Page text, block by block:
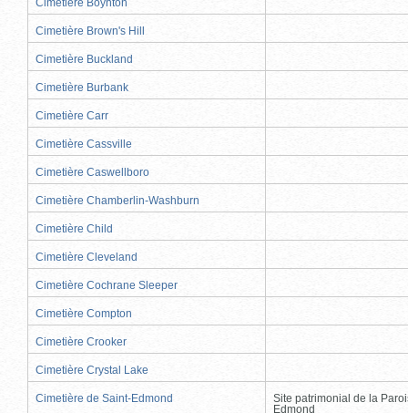
Cimetière Boynton
Cimetière Brown's Hill
Cimetière Buckland
Cimetière Burbank
Cimetière Carr
Cimetière Cassville
Cimetière Caswellboro
Cimetière Chamberlin-Washburn
Cimetière Child
Cimetière Cleveland
Cimetière Cochrane Sleeper
Cimetière Compton
Cimetière Crooker
Cimetière Crystal Lake
Cimetière de Saint-Edmond
Site patrimonial de la
Edmond